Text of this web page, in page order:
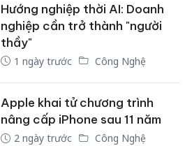
Hướng nghiệp thời AI: Doanh
nghiệp cần trở thành "người
thầy"
1 ngày trước Công Nghệ
Apple khai tử chương trình
nâng cấp iPhone sau 11 năm
2 ngày trước Công Nghệ